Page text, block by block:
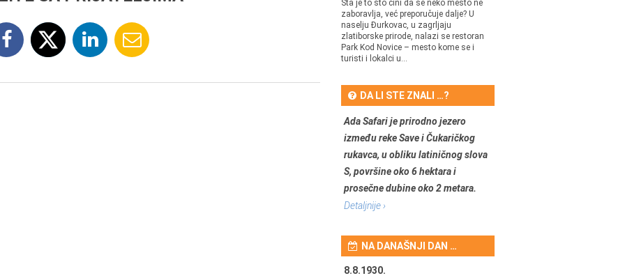
Šta je to što čini da se neko mesto ne
zaboravlja, već preporučuje dalje? U
naselju Đurkovac, u zagrljaju
zlatiborske prirode, nalazi se restoran
Park Kod Novice – mesto kome se i
turisti i lokalci u...
DA LI STE ZNALI …?
Ada Safari je prirodno jezero
između reke Save i Čukaričkog
rukavca, u obliku latiničnog slova
S, površine oko 6 hektara i
prosečne dubine oko 2 metara.
Detaljnije ›
NA DANAŠNJI DAN …
8.8.1930.